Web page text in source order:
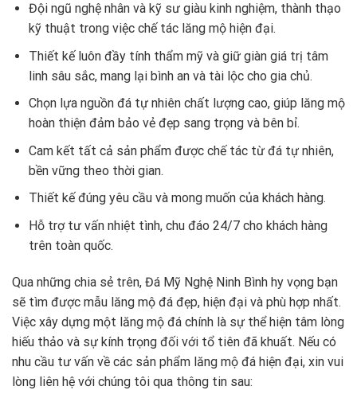
Đội ngũ nghệ nhân và kỹ sư giàu kinh nghiệm, thành thạo
kỹ thuật trong việc chế tác lăng mộ hiện đại.
Thiết kế luôn đầy tính thẩm mỹ và giữ giàn giá trị tâm
linh sâu sắc, mang lại bình an và tài lộc cho gia chủ.
Chọn lựa nguồn đá tự nhiên chất lượng cao, giúp lăng mộ
hoàn thiện đảm bảo vẻ đẹp sang trọng và bên bỉ.
Cam kết tất cả sản phẩm được chế tác từ đá tự nhiên,
bền vững theo thời gian.
Thiết kế đúng yêu cầu và mong muốn của khách hàng.
Hỗ trợ tư vấn nhiệt tình, chu đáo 24/7 cho khách hàng
trên toàn quốc.
Qua những chia sẻ trên, Đá Mỹ Nghệ Ninh Bình hy vọng bạn
sẽ tìm được mẫu lăng mộ đá đẹp, hiện đại và phù hợp nhất.
Việc xây dựng một lăng mộ đá chính là sự thể hiện tâm lòng
hiếu thảo và sự kính trọng đối với tổ tiên đã khuất. Nếu có
nhu cầu tư vấn về các sản phẩm lăng mộ đá hiện đại, xin vui
lòng liên hệ với chúng tôi qua thông tin sau: